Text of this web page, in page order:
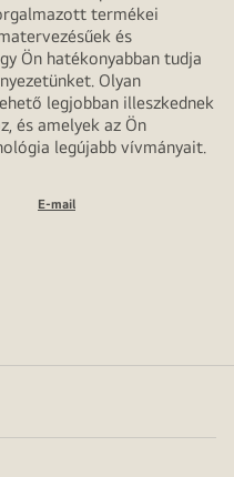
termékei
és
Ön hatékonyabban tudja
Olyan
legjobban illeszkednek
és amelyek az Ön
legújabb vívmányait.
E-mail